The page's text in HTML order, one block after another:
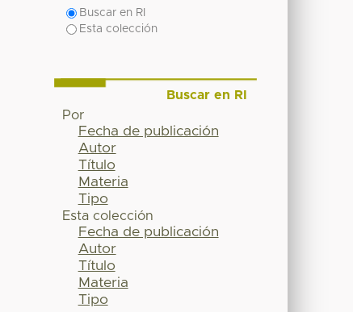
Buscar en RI
Esta colección
Buscar en RI
Por
Fecha de publicación
Autor
Título
Materia
Tipo
Esta colección
Fecha de publicación
Autor
Título
Materia
Tipo